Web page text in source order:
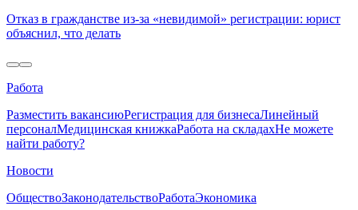
Отказ в гражданстве из-за «невидимой» регистрации: юрист
объяснил, что делать
Работа
Разместить вакансиюРегистрация для бизнесаЛинейный
персоналМедицинская книжкаРабота на складахНе можете
найти работу?
Новости
ОбществоЗаконодательствоРаботаЭкономика